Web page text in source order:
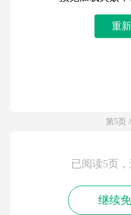
重
第5页
已阅读5页
继续